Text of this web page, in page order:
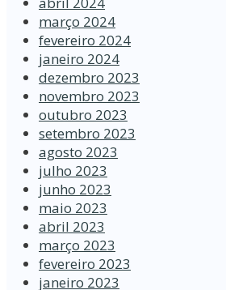
março 2024
fevereiro 2024
janeiro 2024
dezembro 2023
novembro 2023
outubro 2023
setembro 2023
agosto 2023
julho 2023
junho 2023
maio 2023
abril 2023
março 2023
fevereiro 2023
janeiro 2023